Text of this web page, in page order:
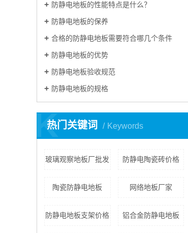
防静电地板的性能特点是什么？
防静电地板的保养
合格的防静电地板需要符合哪几个条件
防静电地板的优势
防静电地板验收规范
防静电地板的规格
热门关键词 Keywords
K
玻璃观察地板厂批发 防静电陶瓷砖价格
陶瓷防静电地板 网络地板厂家
防静电地板支架价格 铝合金防静电地板